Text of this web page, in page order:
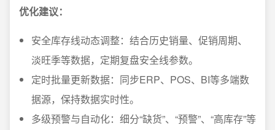
优化建议：
安全库存线动态调整：结合历史销量、促销周期、
淡旺季等数据，定期复盘安全线参数。
定时批量更新数据：同步ERP、POS、BI等多端数
据源，保持数据实时性。
多级预警与自动化：细分“缺货”、“预警”、“高库存”等